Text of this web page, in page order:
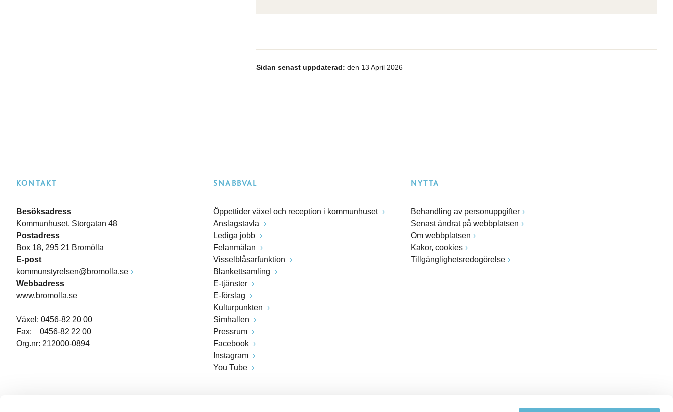
Sidan senast uppdaterad: den 13 April 2026
KONTAKT
Besöksadress
Kommunhuset, Storgatan 48
Postadress
Box 18, 295 21 Bromölla
E-post
kommunstyrelsen@bromolla.se
Webbadress
www.bromolla.se
Växel: 0456-82 20 00
Fax: 0456-82 22 00
Org.nr: 212000-0894
SNABBVAL
Öppettider växel och reception i kommunhuset
Anslagstavla
Lediga jobb
Felanmälan
Visselblåsarfunktion
Blankettsamling
E-tjänster
E-förslag
Kulturpunkten
Simhallen
Pressrum
Facebook
Instagram
You Tube
NYTTA
Behandling av personuppgifter
Senast ändrat på webbplatsen
Om webbplatsen
Kakor, cookies
Tillgänglighetsredogörelse